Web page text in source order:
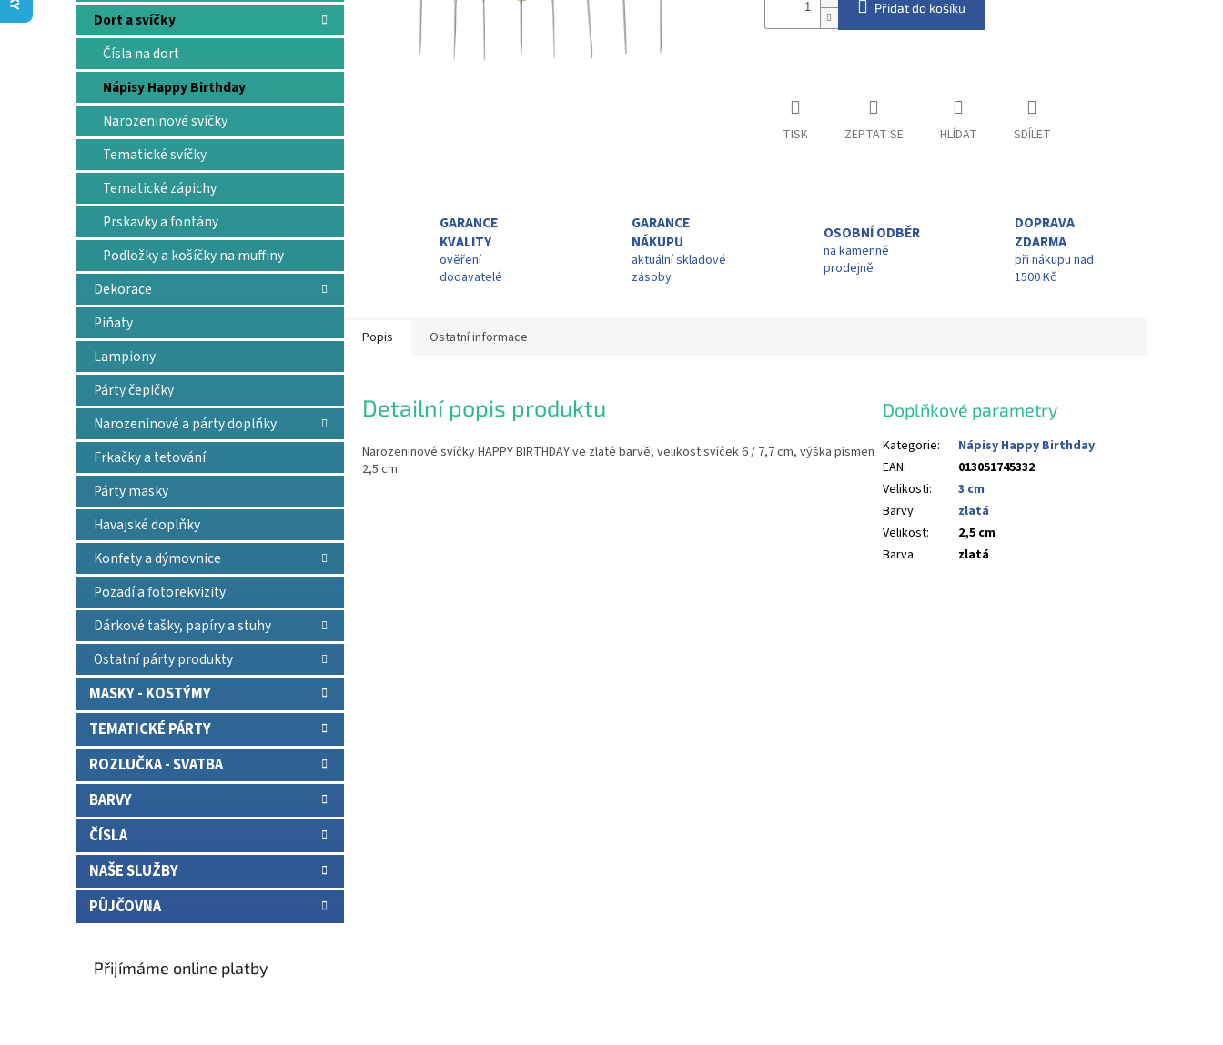
l
Dort a svíčky
Čísla na dort
Nápisy Happy Birthday
Narozeninové svíčky
Tematické svíčky
Tematické zápichy
Prskavky a fontány
Podložky a košíčky na muffiny
Dekorace
Piňaty
Lampiony
Párty čepičky
Narozeninové a párty doplňky
Frkačky a tetování
Párty masky
Havajské doplňky
Konfety a dýmovnice
Pozadí a fotorekvizity
Dárkové tašky, papíry a stuhy
Ostatní párty produkty
MASKY - KOSTÝMY
TEMATICKÉ PÁRTY
ROZLUČKA - SVATBA
BARVY
ČÍSLA
NAŠE SLUŽBY
PŮJČOVNA
Přijímáme online platby
Přidat do košíku
TISK ZEPTAT SE HLÍDAT SDÍLET
GARANCE
KVALITY
ověření
dodavatelé
GARANCE
NÁKUPU
aktuální skladové
zásoby
OSOBNÍ ODBĚR
na kamenné
prodejně
DOPRAVA
ZDARMA
při nákupu nad
1500 Kč
Popis Ostatní informace
Detailní popis produktu
Narozeninové svíčky HAPPY BIRTHDAY ve zlaté barvě, velikost svíček 6 / 7,7 cm, výška písmen
2,5 cm.
Doplňkové parametry
Kategorie:
Nápisy Happy Birthday
EAN:
013051745332
Velikosti:
3 cm
Barvy:
zlatá
Velikost:
2,5 cm
Barva: zlatá